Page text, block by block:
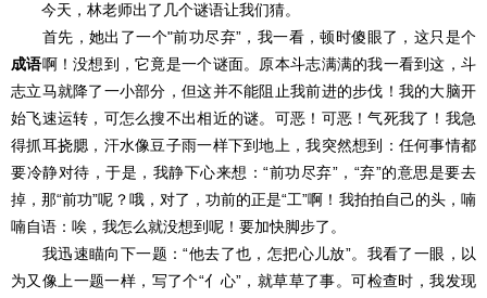
今天，林老师出了几个谜语让我们猜。
首先，她出了一个"前功尽弃”，我一看，顿时傻眼了，这只是个
成语啊！没想到，它竟是一个谜面。原本斗志满满的我一看到这，斗
志立马就降了一小部分，但这并不能阻止我前进的步伐！我的大脑开
始飞速运转，可怎么搜不出相近的谜。可恶！可恶！气死我了！我急
得抓耳挠腮，汗水像豆子雨一样下到地上，我突然想到：任何事情都
要冷静对待，于是，我静下心来想：“前功尽弃”，“弃”的意思是要去
掉，那“前功”呢？哦，对了，功前的正是“工”啊！我拍拍自己的头，喃
喃自语：唉，我怎么就没想到呢！要加快脚步了。
我迅速瞄向下一题：“他去了也，怎把心儿放”。我看了一眼，以
为又像上一题一样，写了个“亻心”，就草草了事。可检查时，我发现